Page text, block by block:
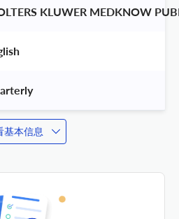
KLUWER MEDKNOW
基本信息